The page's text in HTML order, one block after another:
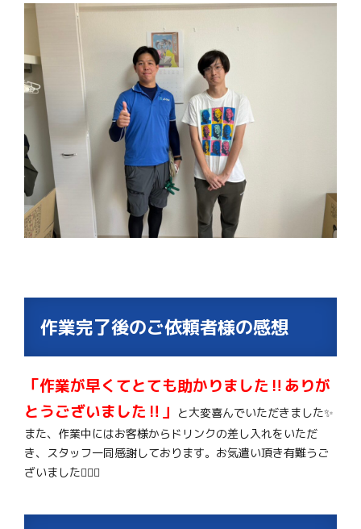
作業完了後のご依頼者様の感想
「作業が早くてとても助かりました‼ありが
とうございました‼」
と大変喜んでいただきました✨
また、作業中にはお客様からドリンクの差し入れをいただ
き、スタッフ一同感謝しております。お気遣い頂き有難うご
ざいました🙇‍♂️✨